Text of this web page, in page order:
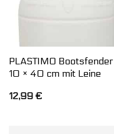
PLASTIMO Bootsfender
10 × 40 cm mit Leine
12,99 €